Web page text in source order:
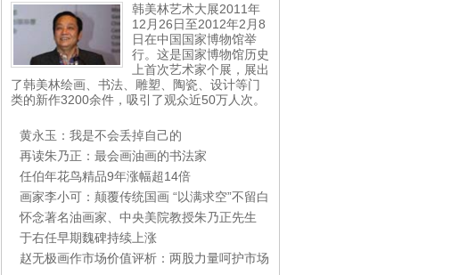
韩美林艺术大展2011年
12月26日至2012年2月8
日在中国国家博物馆举
行。这是国家博物馆历史
上首次艺术家个展，展出
了韩美林绘画、书法、雕塑、陶瓷、设计等门
类的新作3200余件，吸引了观众近50万人次。
黄永玉：我是不会丢掉自己的
再读朱乃正：最会画油画的书法家
任伯年花鸟精品9年涨幅超14倍
画家李小可：颠覆传统国画 “以满求空”不留白
怀念著名油画家、中央美院教授朱乃正先生
于右任早期魏碑持续上涨
赵无极画作市场价值评析：两股力量呵护市场